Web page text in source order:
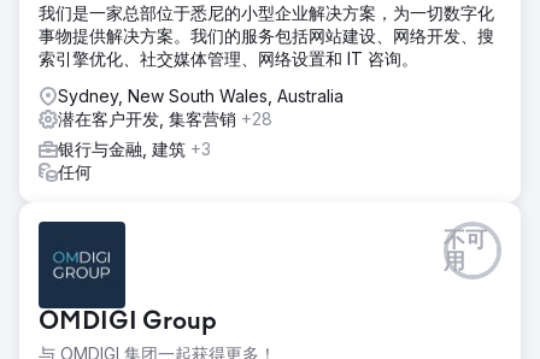
我们是一家总部位于悉尼的小型企业解决方案，为一切数字化
事物提供解决方案。我们的服务包括网站建设、网络开发、搜
索引擎优化、社交媒体管理、网络设置和 IT 咨询。
Sydney, New South Wales, Australia
潜在客户开发, 集客营销 +28
银行与金融, 建筑 +3
任何
OMDIGI Group
与 OMDIGI 集团一起获得更多！
不可
用